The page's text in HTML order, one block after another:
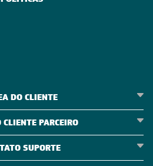
DO CLIENTE
CLIENTE PARCEIRO
SUPORTE